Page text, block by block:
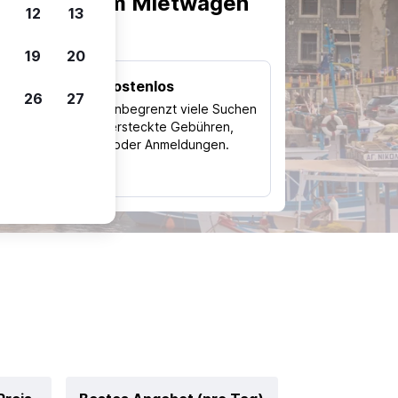
Kostenlos
Nutze unbegrenzt viele Suchen
ohne versteckte Gebühren,
Kosten oder Anmeldungen.
12 13
19 20
26 27